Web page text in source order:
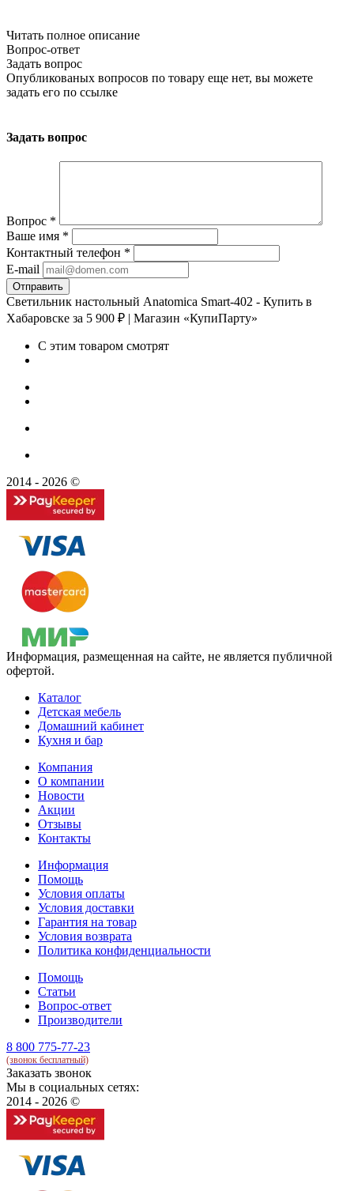
Читать полное описание
Вопрос-ответ
Задать вопрос
Опубликованых вопросов по товару еще нет, вы можете
задать его по ссылке
Задать вопрос
Вопрос *
Ваше имя *
Контактный телефон *
E-mail
Светильник настольный Anatomica Smart-402 - Купить в
Хабаровске за 5 900 ₽ | Магазин «КупиПарту»
С этим товаром смотрят
2014 - 2026 ©
Информация, размещенная на сайте, не является публичной
офертой.
Каталог
Детская мебель
Домашний кабинет
Кухня и бар
Компания
О компании
Новости
Акции
Отзывы
Контакты
Информация
Помощь
Условия оплаты
Условия доставки
Гарантия на товар
Условия возврата
Политика конфиденциальности
Помощь
Статьи
Вопрос-ответ
Производители
8 800 775-77-23
(звонок бесплатный)
Заказать звонок
Мы в социальных сетях:
2014 - 2026 ©